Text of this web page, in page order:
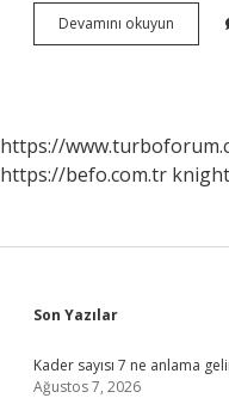
Devamını okuyun
Seyfettin
https://
https://befo.com.tr
Sidebar
Son Yazılar
Kader sayısı 7 ne anlama
Ağustos 7, 2026